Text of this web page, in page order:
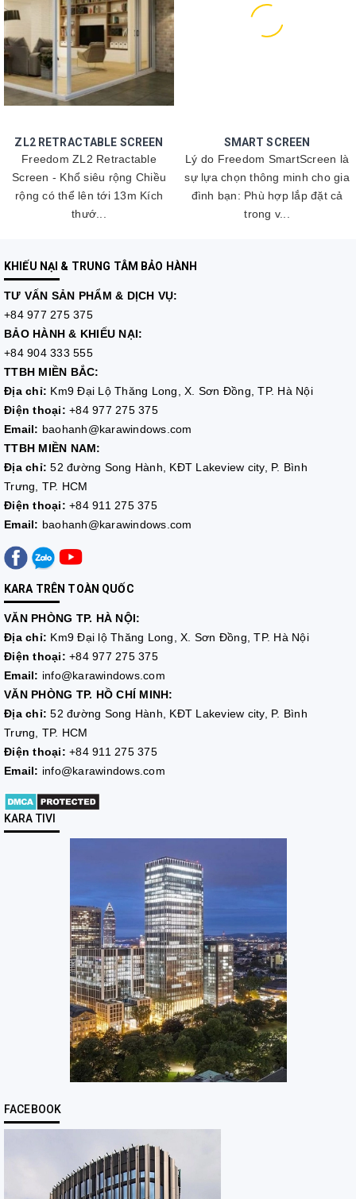
ZL2 RETRACTABLE SCREEN
Freedom ZL2 Retractable
Screen - Khổ siêu rộng Chiều
rộng có thể lên tới 13m Kích
thướ...
SMART SCREEN
Lý do Freedom SmartScreen là
sự lựa chọn thông minh cho gia
đình bạn: Phù hợp lắp đặt cả
trong v...
KHIẾU NẠI & TRUNG TÂM BẢO HÀNH
TƯ VẤN SẢN PHẨM & DỊCH VỤ:
+84 977 275 375
BẢO HÀNH & KHIẾU NẠI:
+84 904 333 555
TTBH MIỀN BẮC:
Địa chỉ: Km9 Đại Lộ Thăng Long, X. Sơn Đồng, TP. Hà Nội
Điện thoại: +84 977 275 375
Email: baohanh@karawindows.com
TTBH MIỀN NAM:
Địa chỉ: 52 đường Song Hành, KĐT Lakeview city, P. Bình
Trưng, TP. HCM
Điện thoại: +84 911 275 375
Email: baohanh@karawindows.com
KARA TRÊN TOÀN QUỐC
VĂN PHÒNG TP. HÀ NỘI:
Địa chỉ: Km9 Đại lộ Thăng Long, X. Sơn Đồng, TP. Hà Nội
Điện thoại: +84 977 275 375
Email: info@karawindows.com
VĂN PHÒNG TP. HỒ CHÍ MINH:
Địa chỉ:52 đường Song Hành, KĐT Lakeview city, P. Bình
Trưng, TP. HCM
Điện thoại: +84 911 275 375
Email: info@karawindows.com
KARA TIVI
FACEBOOK